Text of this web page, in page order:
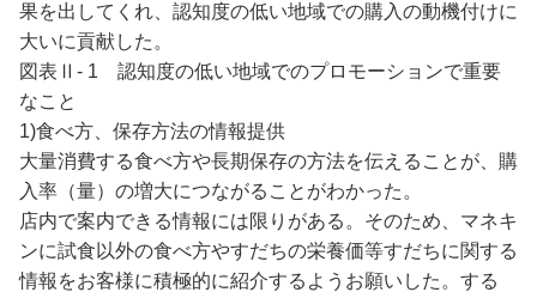
果を出してくれ、認知度の低い地域での購入の動機付けに
大いに貢献した。
図表Ⅱ- 1 認知度の低い地域でのプロモーションで重要
なこと
1)食べ方、保存方法の情報提供
大量消費する食べ方や長期保存の方法を伝えることが、購
入率（量）の増大につながることがわかった。
店内で案内できる情報には限りがある。そのため、マネキ
ンに試食以外の食べ方やすだちの栄養価等すだちに関する
情報をお客様に積極的に紹介するようお願いした。する